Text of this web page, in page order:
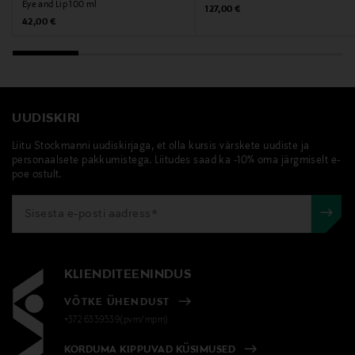
Eye and Lip 100 ml
Original Price
42,00 €
Original Price
127,00 €
UUDISKIRI
Liitu Stockmanni uudiskirjaga, et olla kursis värskete uudiste ja
personaalsete pakkumistega. Liitudes saad ka -10% oma järgmiselt e-
poe ostult.
KLIENDITEENINDUS
VÕTKE ÜHENDUST
+372 6339539(pvm/mpm)
KORDUMA KIPPUVAD KÜSIMUSED